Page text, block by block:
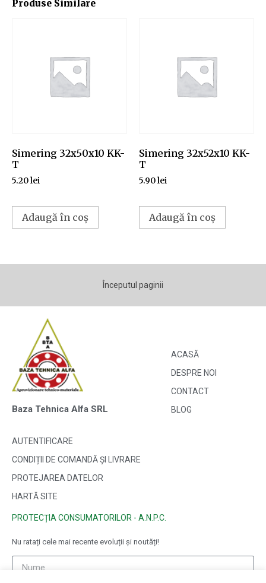
Produse Similare
Simering 32x50x10 KK-
T
5.20lei
Adaugă în coș
Simering 32x52x10 KK-
T
5.90lei
Adaugă în coș
Începutul paginii
Baza Tehnica Alfa SRL
ACASĂ
DESPRE NOI
CONTACT
BLOG
AUTENTIFICARE
CONDIȚII DE COMANDĂ ȘI LIVRARE
PROTEJAREA DATELOR
HARTĂ SITE
PROTECȚIA CONSUMATORILOR - A.N.P.C.
Nu ratați cele mai recente evoluții și noutăți!